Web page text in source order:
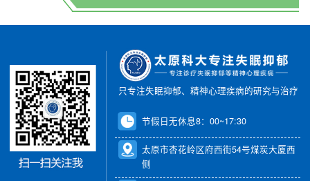
只专注失眠抑郁、精神心理疾病的研究与治疗
节假日无休息8：00~17:30
太原市杏花岭区府西街54号煤炭大厦西
侧